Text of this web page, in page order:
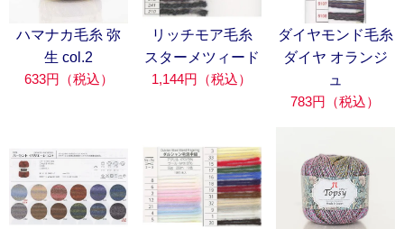
ハマナカ毛糸 弥
生 col.2
633円（税込）
リッチモア毛糸
スターメツィード
1,144円（税込）
ダイヤモンド毛糸
ダイヤ オランジ
ュ
783円（税込）